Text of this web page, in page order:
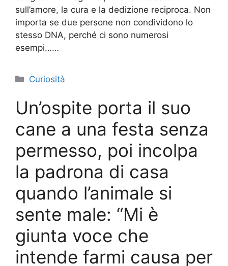
sull’amore, la cura e la dedizione reciproca. Non
importa se due persone non condividono lo
stesso DNA, perché ci sono numerosi
esempi……
Categorie
Curiosità
Un’ospite porta il suo
cane a una festa senza
permesso, poi incolpa
la padrona di casa
quando l’animale si
sente male: “Mi è
giunta voce che
intende farmi causa per